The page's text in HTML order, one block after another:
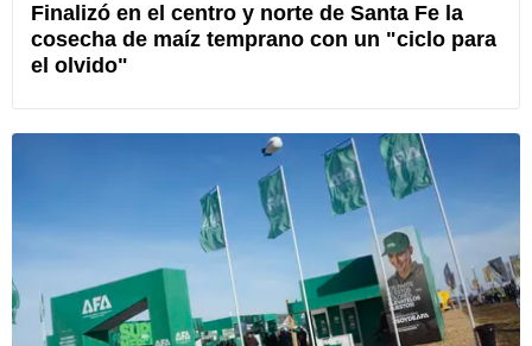
Finalizó en el centro y norte de Santa Fe la
cosecha de maíz temprano con un "ciclo para
el olvido"